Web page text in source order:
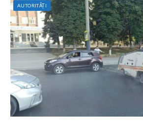
AUTORITĂȚI